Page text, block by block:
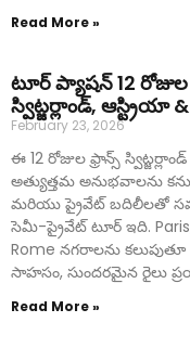
Read More »
టూర్ ప్యాషన్ 12
స్విట్జర్లాండ్, ఆస్ట్రియా
February 23, 2026
ఈ 12 రోజుల ఫ్రాన్స్
అత్యుత్తమ అనుభవాలను
మరియు ప్రైవేట్ బదిలీలతో
సెమీ-ప్రైవేట్ టూర్ ఇది.
Rome నగరాలను
సాహసం, సుందరమైన రైలు
Read More »